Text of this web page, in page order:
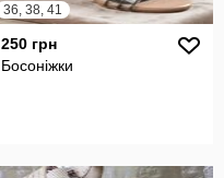
36, 38, 41
250 грн
Босоніжки